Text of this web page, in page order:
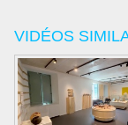
VIDÉOS